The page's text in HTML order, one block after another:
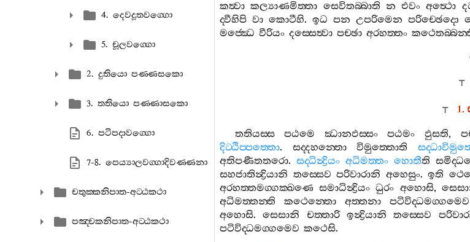
4. දෙවදූතවග‍්ගො
5. චූලවග‍්ගො
2. දුතියො පණ‍්ණසකො
3. තතියො පණ‍්ණාසකො
6. පටිපදාවග‍්ගො
7-8. පෙය්‍යාලවග‍්ගාදිවණ‍්ණනා
චතුක‍්කනිපාත-අට‍්ඨකථා
පඤ‍්චකනිපාත-අට‍්ඨකථා
කත්‍වා කල්‍යාණමිත‍්තා සෙවිතබ‍්බාති න එවං අත්‍ථො
ද‍්වීහිපි වා කොටීහි. ඉධ පන උපරිමෙන පරිච‍්ඡෙදො
මජ‍්ඣෙ වීරියං දස‍්සෙත්‍වා පච‍්ඡා අරහත‍්තං
1.
තතියස‍්ස පඨමෙ ඣානඵස‍්සං පඨමං ඵුසති,
දිට‍්ඨිප‍්පත‍්තො. සද‍්දහන‍්තො විමුත‍්තොති
අතිපණීතතරො. සද‍්ධින්‍ද්‍රියං අධිමත‍්තං හොතීති
සහජාතින්‍ද්‍රියානි තස‍්සෙව පරිවාරානි අහෙසුං.ඉති
අරහත‍්තමග‍්ගක‍්ඛණෙ සමාධින්‍ද්‍රියං ධුරං අහොසි,
අධිමත‍්තන‍්ති
කථෙන‍්තො අත‍්තනා පටිවිද‍්ධමග‍්ගමෙව
අහොසි.සෙසානි චත‍්තාරි ඉන්‍ද්‍රියානි තස‍්සෙව
පටිවිද‍්ධමග‍්ගමෙව කථෙසි.